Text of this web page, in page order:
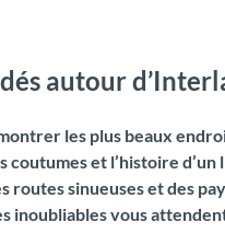
autour
les plus beaux
coutumes et l’histoire
routes sinueuses et des
inoubliables vous